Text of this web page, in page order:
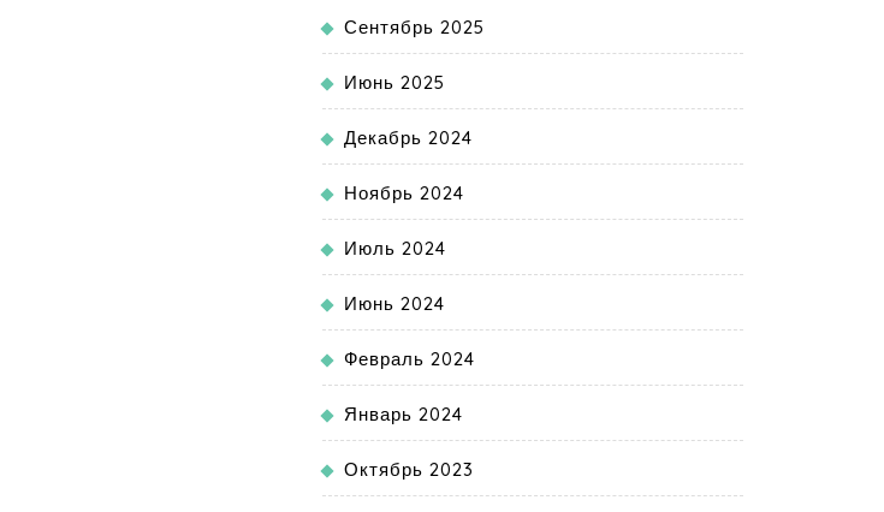
Сентябрь 2025
Июнь 2025
Декабрь 2024
Ноябрь 2024
Июль 2024
Июнь 2024
Февраль 2024
Январь 2024
Октябрь 2023